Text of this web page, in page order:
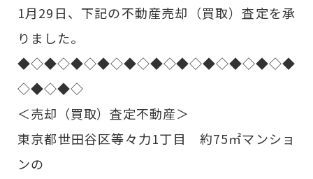
1月29日、下記の不動産売却（買取）査定を承
りました。
◆◇◆◇◆◇◆◇◆◇◆◇◆◇◆◇◆◇◆◇◆
◇◆◇◆◇
＜売却（買取）査定不動産＞
東京都世田谷区等々力1丁目 約75㎡マンショ
ンの